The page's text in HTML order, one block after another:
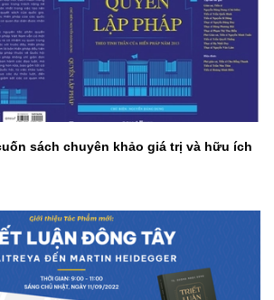
sách chuyên khảo giá trị và hữu ích